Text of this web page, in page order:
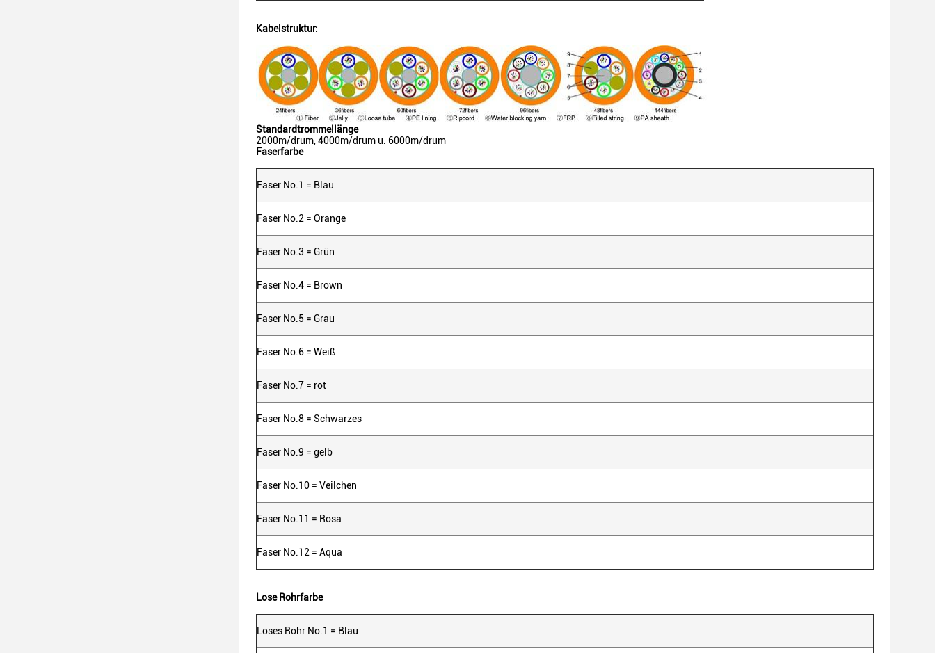
Kabelstruktur:
Standardtrommellänge
2000m/drum, 4000m/drum u. 6000m/drum
Faserfarbe
Faser No.1 = Blau
Faser No.2 = Orange
Faser No.3 = Grün
Faser No.4 = Brown
Faser No.5 = Grau
Faser No.6 = Weiß
Faser No.7 = rot
Faser No.8 = Schwarzes
Faser No.9 = gelb
Faser No.10 = Veilchen
Faser No.11 = Rosa
Faser No.12 = Aqua
Lose Rohrfarbe
Loses Rohr No.1 = Blau